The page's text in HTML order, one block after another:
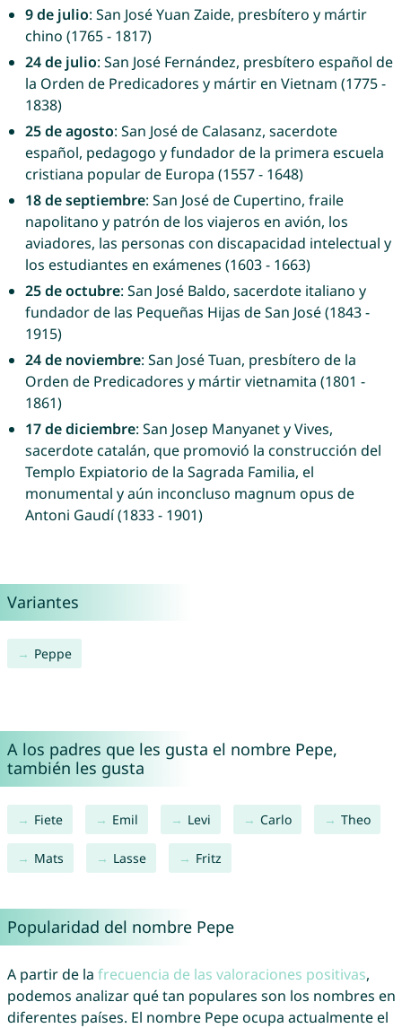
9 de julio: San José Yuan Zaide, presbítero y mártir
chino (1765 - 1817)
24 de julio: San José Fernández, presbítero español de
la Orden de Predicadores y mártir en Vietnam (1775 -
1838)
25 de agosto: San José de Calasanz, sacerdote
español, pedagogo y fundador de la primera escuela
cristiana popular de Europa (1557 - 1648)
18 de septiembre: San José de Cupertino, fraile
napolitano y patrón de los viajeros en avión, los
aviadores, las personas con discapacidad intelectual y
los estudiantes en exámenes (1603 - 1663)
25 de octubre: San José Baldo, sacerdote italiano y
fundador de las Pequeñas Hijas de San José (1843 -
1915)
24 de noviembre: San José Tuan, presbítero de la
Orden de Predicadores y mártir vietnamita (1801 -
1861)
17 de diciembre: San Josep Manyanet y Vives,
sacerdote catalán, que promovió la construcción del
Templo Expiatorio de la Sagrada Familia, el
monumental y aún inconcluso magnum opus de
Antoni Gaudí (1833 - 1901)
Variantes
Peppe
A los padres que les gusta el nombre Pepe,
también les gusta
Fiete Emil Levi Carlo Theo
Mats Lasse Fritz
Popularidad del nombre Pepe
A partir de la frecuencia de las valoraciones positivas,
podemos analizar qué tan populares son los nombres en
diferentes países. El nombre Pepe ocupa actualmente el